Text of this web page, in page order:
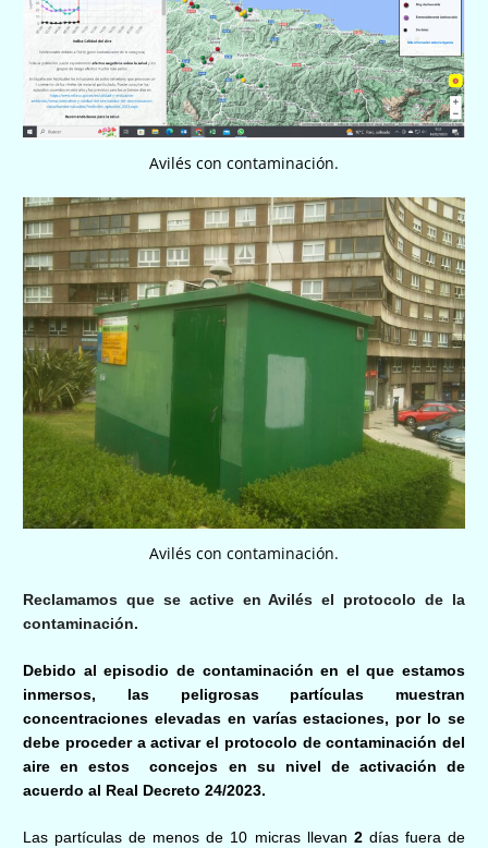
Avilés con contaminación.
Avilés con contaminación.
Reclamamos que se active en Avilés el protocolo de la
contaminación.
Debido al episodio de contaminación en el que estamos
inmersos, las peligrosas partículas muestran
concentraciones elevadas en varías estaciones, por lo se
debe proceder aactivarel protocolo de contaminación del
aire enestos concejos en su nivel de activación de
acuerdo al Real Decreto 24/2023.
Las partículas de menos de 10 micras llevan 2 días fuera de